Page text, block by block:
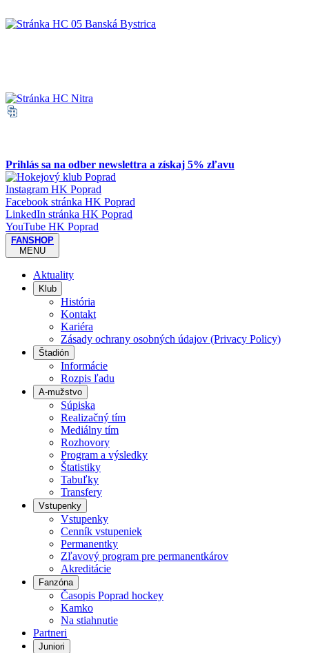
Prihlás sa na odber newslettra a získaj 5% zľavu
Instagram HK Poprad
Facebook stránka HK Poprad
LinkedIn stránka HK Poprad
YouTube HK Poprad
FANSHOP
MENU
Aktuality
Klub
História
Kontakt
Kariéra
Zásady ochrany osobných údajov (Privacy Policy)
Štadión
Informácie
Rozpis ľadu
A-mužstvo
Súpiska
Realizačný tím
Mediálny tím
Rozhovory
Program a výsledky
Štatistiky
Tabuľky
Transfery
Vstupenky
Vstupenky
Cenník vstupeniek
Permanentky
Zľavový program pre permanentkárov
Akreditácie
Fanzóna
Časopis Poprad hockey
Kamko
Na stiahnutie
Partneri
Juniori